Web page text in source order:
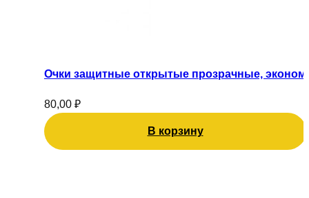
Очки защитные открытые прозрачные, эконом
80,00 ₽
В корзину